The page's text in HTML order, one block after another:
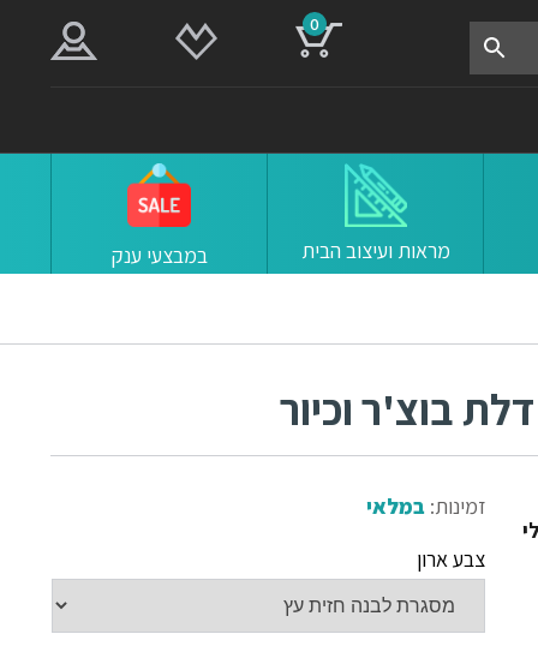
0
מראות ועיצוב הבית במבצעי ענק
בוצ'ר וכיור
זמינות:במלאי
צבע ארון